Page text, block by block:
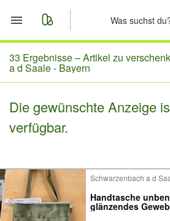
Start
Merkliste
Nachrichten
33 Ergebnisse –Artikel zu
a d Saale - Bayern
Die gewünschte Anzeige
verfügbar.
Schwarzenbach a d
Handtasche
glänzendes